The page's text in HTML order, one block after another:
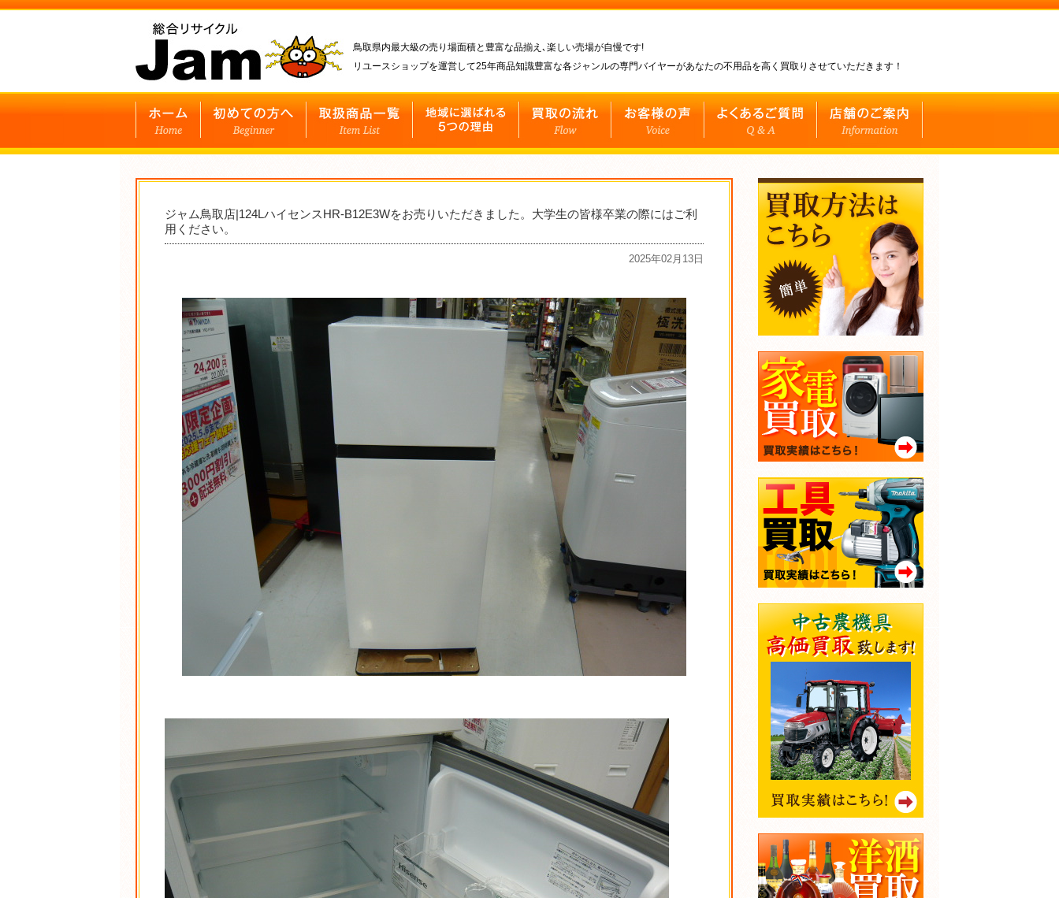
鳥取県内最大級の売り場面積と豊富な品揃え､楽しい売場が自慢です!
リユースショップを運営して25年商品知識豊富な各ジャンルの専門バイヤーがあなたの不用品を高く買取りさせていただきます！
ジャム鳥取店|124LハイセンスHR-B12E3Wをお売りいただきました。大学生の皆様卒業の際にはご利
用ください。
2025年02月13日